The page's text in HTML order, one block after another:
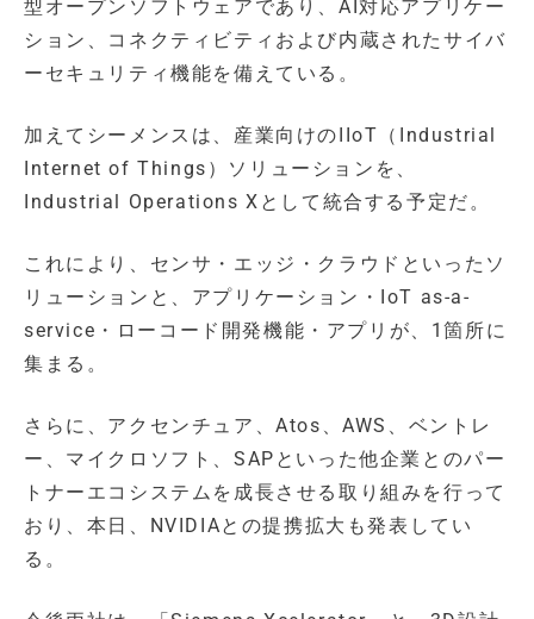
型オープンソフトウェアであり、AI対応アプリケー
ション、コネクティビティおよび内蔵されたサイバ
ーセキュリティ機能を備えている。
加えてシーメンスは、産業向けのIIoT（Industrial
Internet of Things）ソリューションを、
Industrial Operations Xとして統合する予定だ。
これにより、センサ・エッジ・クラウドといったソ
リューションと、アプリケーション・IoT as-a-
service・ローコード開発機能・アプリが、1箇所に
集まる。
さらに、アクセンチュア、Atos、AWS、ベントレ
ー、マイクロソフト、SAPといった他企業とのパー
トナーエコシステムを成長させる取り組みを行って
おり、本日、NVIDIAとの提携拡大も発表してい
る。